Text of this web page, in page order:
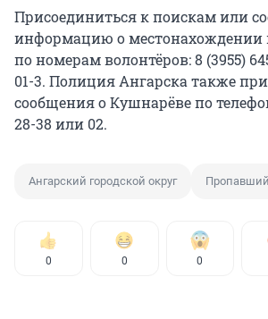
Присоединиться к поискам или
информацию о местонахождении
по номерам волонтёров: 8 (3955)
01-3. Полиция Ангарска также
сообщения о Кушнарёве по
28-38 или 02.
Ангарский городской округ
0 0 0